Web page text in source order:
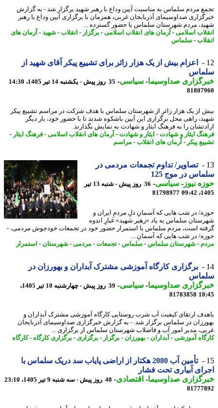
مردم سلماس به مناسبت آیین وداع با رهبر شهید برگزار شد - به گزارش
صداوسیمای آذربایجان غربی، همزمان با برگزاری آیین وداع با رهبر
مردم شهرستان سلماس با حضور گسترده ...
اسلامی-آرمان های انقلاب اسلامی-برگزار - انقلاب-شهید-آرمان های
-سلماس
اعزام بیش از یک هزار زائر برای تشییع پیکر آقای شهید از
صداوسیما-سیاسی-35 روز پیش - یکشنبه 14 تیر 1405، 14:30
از یک هزار زائر از شهرستان سلماس با هدف شرکت در مراسم تشییع پیکر
راهی محل برگزاری این آیین باشکوه شدند تا با حضور خود، بار دیگر
را به فرهنگ ایثار و شهادت به نمایش بگذارند.
ایثار و شهادت-ایثار و شهادت-آرمان های انقلاب اسلامی-فرهنگ ایثار
پیکر -آرمان های انقلاب-مراسم
تصاویر/ تداوم تجمعات مردمی در
در موج 125
نیوز-سیاسی-
36 روز پیش - شنبه 13 تیر
81798977
در شب هایی که آسمانِ دلِ مردمِ ایران و
سلماس به یاد «رهبر شهید» غبارِ اندوه
است، مردم سلماس با استمرار حضور خود در تجمعات خودجوش مردمی، -
در شب هایی که آسمانِ ...
- شهرستان سلماس-سلماس-تجمعات-مردمی -شهرستان-استمرار
برگزاری کارگاه آموزشی مشترک آبداران و بهورزان در
صداوسیما-سیاسی-
39 روز پیش - چهارشنبه 10 تیر 1405،
81783858
ارتقای کیفیت آب شرب روستایی کارگاه آموزشی مشترک آبداران و
در سلماس برگزار شد. - به گزارش خبرگزاری صداوسیمای آذربایجان
مدیر امور آب و فاضلاب شهرستان سلماس از برگزاری ...
آموزشی -آبداران - بهورزان - برگزار - برگزاری - برگزاری کارگاه-کارگاه
تأمین آب 2080 هکتار از اراضی پایاب سد دریک سلماس با
آبیاری تحت فشار
صداوسیما-اقتصادی-40 روز پیش - سه شنبه 9 تیر 1405، 23:10